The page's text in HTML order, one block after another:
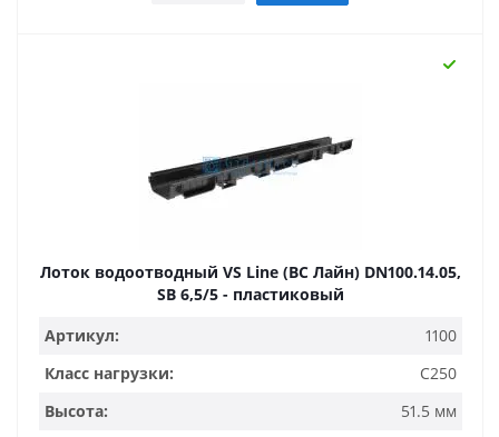
Лоток водоотводный VS Line (ВС Лайн) DN100.14.05,
SB 6,5/5 - пластиковый
Артикул:
1100
Класс нагрузки:
C250
Высота:
51.5 мм